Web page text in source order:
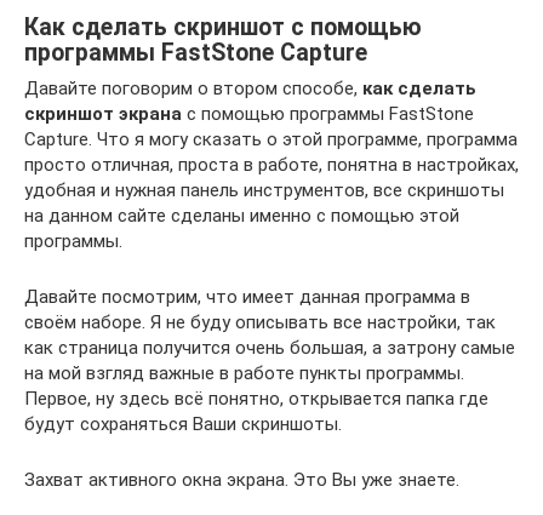
Как сделать скриншот с помощью
программы FastStone Capture
Давайте поговорим о втором способе, как сделать
скриншот экрана с помощью программы FastStone
Capture. Что я могу сказать о этой программе, программа
просто отличная, проста в работе, понятна в настройках,
удобная и нужная панель инструментов, все скриншоты
на данном сайте сделаны именно с помощью этой
программы.
Давайте посмотрим, что имеет данная программа в
своём наборе. Я не буду описывать все настройки, так
как страница получится очень большая, а затрону самые
на мой взгляд важные в работе пункты программы.
Первое, ну здесь всё понятно, открывается папка где
будут сохраняться Ваши скриншоты.
Захват активного окна экрана. Это Вы уже знаете.